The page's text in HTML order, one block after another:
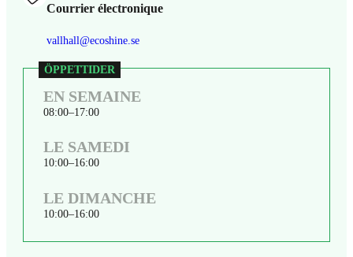
Courrier électronique
vallhall@ecoshine.se
EN SEMAINE
08:00 17:00
LE SAMEDI
10:00 16:00
LE DIMANCHE
10:00 16:00